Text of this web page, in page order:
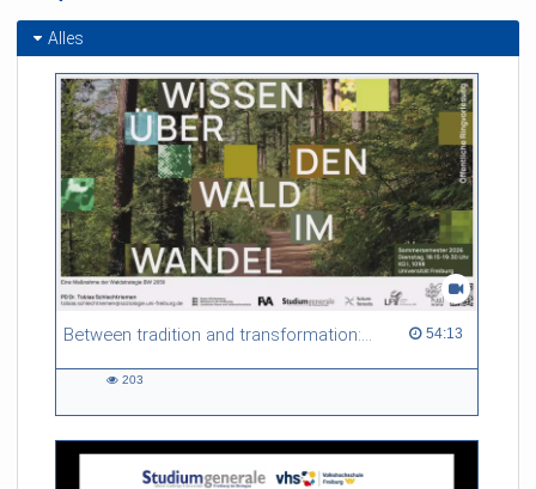
Alles
Between tradition and transformation: how owners, advisers and institutions co-create knowledge for resilient forests in Europe 54:13
54:13 duration
203